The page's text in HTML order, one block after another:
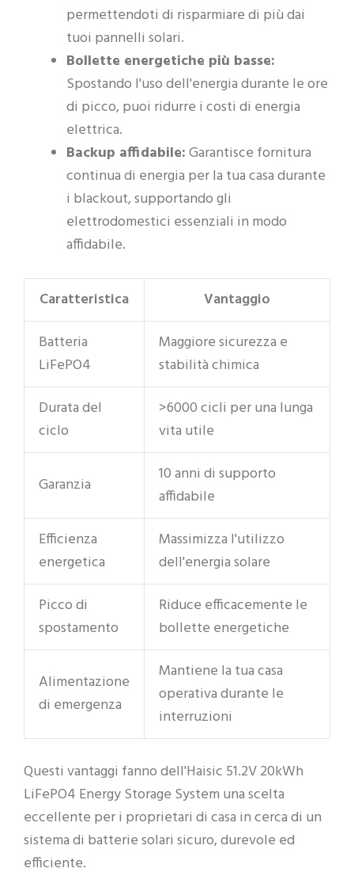
permettendoti di risparmiare di più dai
tuoi pannelli solari.
Bollette energetiche più basse:
Spostando l'uso dell'energia durante le ore
di picco, puoi ridurre i costi di energia
elettrica.
Backup affidabile:Garantisce fornitura
continua di energia per la tua casa durante
i blackout, supportando gli
elettrodomestici essenziali in modo
affidabile.
Caratteristica
Vantaggio
Batteria
LiFePO4
Maggiore sicurezza e
stabilità chimica
Durata del
ciclo
>6000 cicli per una lunga
vita utile
Garanzia
10 anni di supporto
affidabile
Efficienza
energetica
Massimizza l'utilizzo
dell'energia solare
Picco di
spostamento
Riduce efficacemente le
bollette energetiche
Alimentazione
di emergenza
Mantiene la tua casa
operativa durante le
interruzioni
Questi vantaggi fanno dell'Haisic 51.2V 20kWh
LiFePO4 Energy Storage System una scelta
eccellente per i proprietari di casa in cerca di un
sistema di batterie solari sicuro, durevole ed
efficiente.